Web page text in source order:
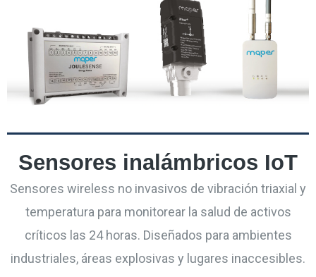
Sensores inalámbricos IoT
Sensores wireless no invasivos de vibración triaxial y
temperatura para monitorear la salud de activos
críticos las 24 horas. Diseñados para ambientes
industriales, áreas explosivas y lugares inaccesibles.